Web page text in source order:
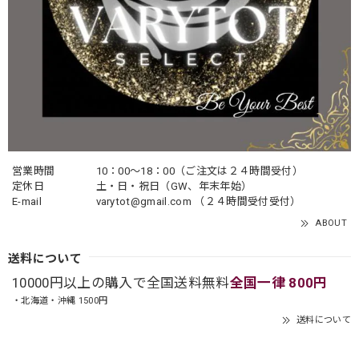
営業時間
10：00〜18：00（ご注文は２４時間受付）
定休日
土・日・祝日（GW、年末年始）
E-mail
varytot@gmail.com （２４時間受付受付）
ABOUT
送料について
10000円以上の購入で全国送料無料全国一律 800円
・北海道・沖縄 1500円
送料について